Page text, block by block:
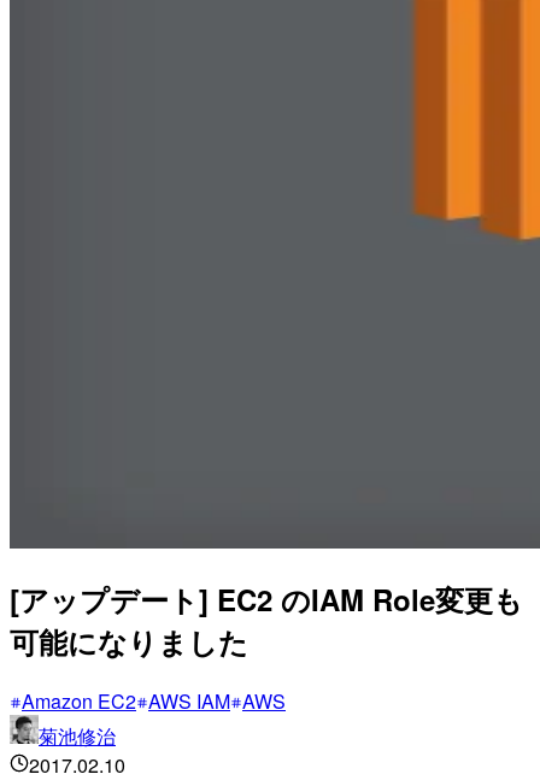
[アップデート] EC2 のIAM Role変更も
可能になりました
Amazon EC2 AWS IAM AWS
菊池修治
2017.02.10